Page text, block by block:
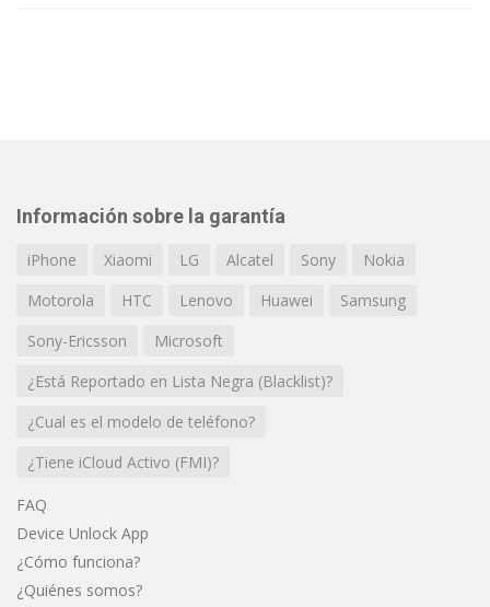
Información sobre la garantía
iPhone Xiaomi LG Alcatel Sony
Nokia
Motorola
HTC Lenovo Huawei
Samsung
Sony-Ericsson
Microsoft
¿Está Reportado en Lista Negra (Blacklist)?
¿Cual es el modelo de teléfono?
¿Tiene iCloud Activo (FMI)?
FAQ
Device Unlock App
¿Cómo funciona?
¿Quiénes somos?